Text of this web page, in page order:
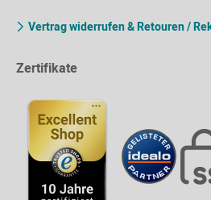
Vertrag widerrufen & Retouren /
Zertifikate